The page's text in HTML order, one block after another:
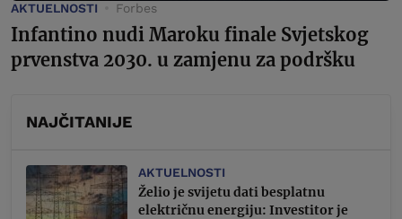
AKTUELNOSTI Forbes
Infantino nudi Maroku finale Svjetskog
prvenstva 2030. u zamjenu za podršku
NAJČITANIJE
AKTUELNOSTI
Želio je svijetu dati besplatnu
električnu energiju: Investitor je